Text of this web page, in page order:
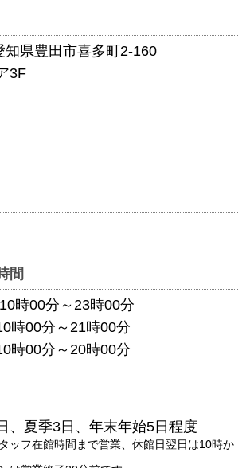
県豊田市喜多町2-160
3F
間
10時00分～23時00分
時00分～21時00分
時00分～20時00分
、夏季3日、年末年始5日程度
ッフ在館時間まで営業、休館日翌日は10時か